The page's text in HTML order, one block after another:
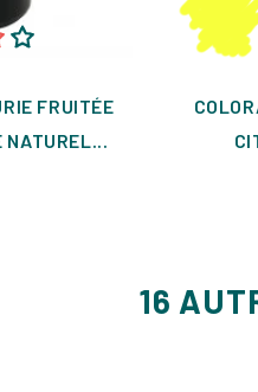
FRUITÉE
NATUREL...
16